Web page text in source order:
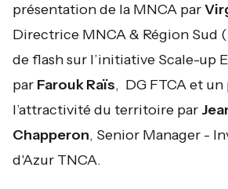
présentation de la MNCA par
Directrice MNCA & Région Sud
de flash sur l’initiative Scale-up
par Farouk Raïs, DG FTCA et
l’attractivité du territoire par
Chapperon, Senior Manager -
d'Azur TNCA.